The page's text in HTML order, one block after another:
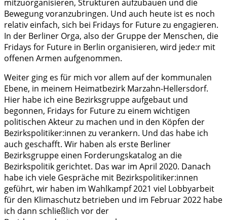
mitzuorganisieren, Strukturen aufzubauen und die
Bewegung voranzubringen. Und auch heute ist es noch
relativ einfach, sich bei Fridays for Future zu engagieren.
In der Berliner Orga, also der Gruppe der Menschen, die
Fridays for Future in Berlin organisieren, wird jede:r mit
offenen Armen aufgenommen.
Weiter ging es für mich vor allem auf der kommunalen
Ebene, in meinem Heimatbezirk Marzahn-Hellersdorf.
Hier habe ich eine Bezirksgruppe aufgebaut und
begonnen, Fridays for Future zu einem wichtigen
politischen Akteur zu machen und in den Köpfen der
Bezirkspolitiker:innen zu verankern. Und das habe ich
auch geschafft. Wir haben als erste Berliner
Bezirksgruppe einen Forderungskatalog an die
Bezirkspolitik gerichtet. Das war im April 2020. Danach
habe ich viele Gespräche mit Bezirkspolitiker:innen
geführt, wir haben im Wahlkampf 2021 viel Lobbyarbeit
für den Klimaschutz betrieben und im Februar 2022 habe
ich dann schließlich vor der